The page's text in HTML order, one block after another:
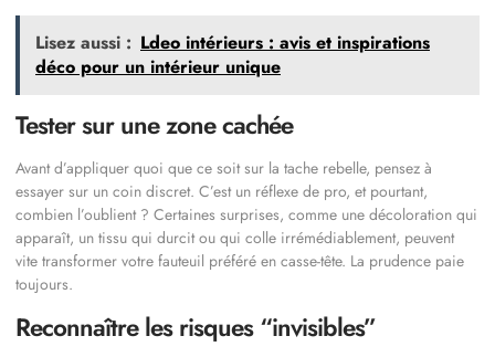
Lisez aussi : Ldeo intérieurs : avis et inspirations
déco pour un intérieur unique
Tester sur une zone cachée
Avant d’appliquer quoi que ce soit sur la tache rebelle, pensez à
essayer sur un coin discret. C’est un réflexe de pro, et pourtant,
combien l’oublient ? Certaines surprises, comme une décoloration qui
apparaît, un tissu qui durcit ou qui colle irrémédiablement, peuvent
vite transformer votre fauteuil préféré en casse-tête. La prudence paie
toujours.
Reconnaître les risques “invisibles”